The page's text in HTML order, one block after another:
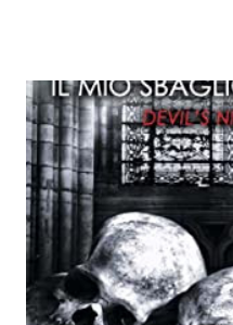
Frankenstein Un libro
Frankenstein Un libro da
Frankenstein Il prossimo
obiettivi secondo i miei
due calcoli! Chi ha letto il
Sara con ben 24 letture !
numero di obiettivi? Sara
escluso quelli che